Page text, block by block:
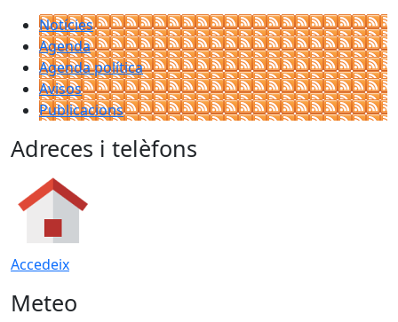
Notícies
Agenda
Agenda política
Avisos
Publicacions
Adreces i telèfons
Accedeix
Meteo